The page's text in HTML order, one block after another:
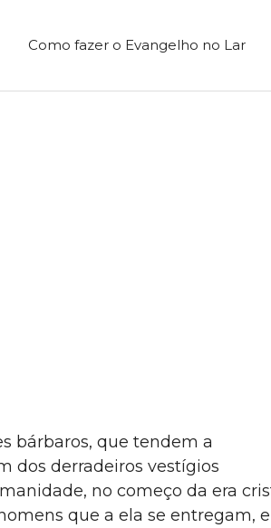
Como fazer o Evangelho no Lar
bárbaros, que tendem a
dos derradeiros vestígios
no começo da era
que a ela se entregam, e